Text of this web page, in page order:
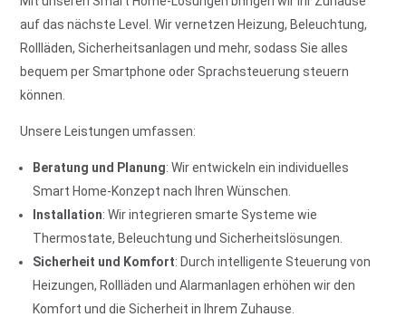
auf das nächste Level. Wir vernetzen Heizung, Beleuchtung,
Rollläden, Sicherheitsanlagen und mehr, sodass Sie alles
bequem per Smartphone oder Sprachsteuerung steuern
können.
Unsere Leistungen umfassen:
Beratung und Planung: Wir entwickeln ein individuelles
Smart Home-Konzept nach Ihren Wünschen.
Installation: Wir integrieren smarte Systeme wie
Thermostate, Beleuchtung und Sicherheitslösungen.
Sicherheit und Komfort: Durch intelligente Steuerung von
Heizungen, Rollläden und Alarmanlagen erhöhen wir den
Komfort und die Sicherheit in Ihrem Zuhause.